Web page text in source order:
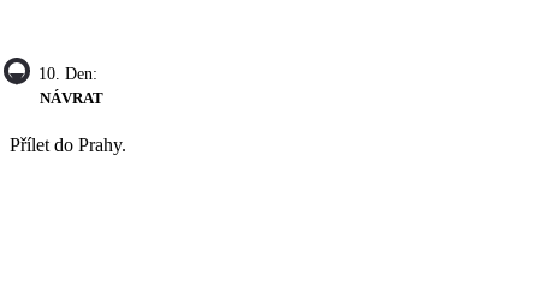
10. Den:
NÁVRAT
Přílet do Prahy.